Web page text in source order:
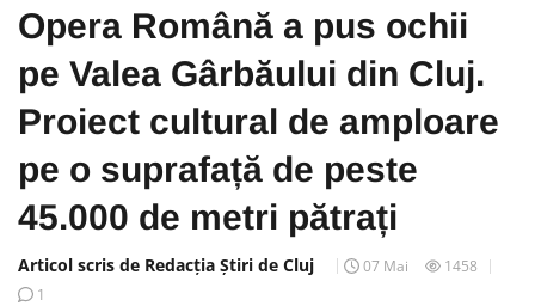
Opera Română a pus ochii
pe Valea Gârbăului din Cluj.
Proiect cultural de amploare
pe o suprafață de peste
45.000 de metri pătrați
Articol scris de Redacția Știri de Cluj 07 Mai
1458
1